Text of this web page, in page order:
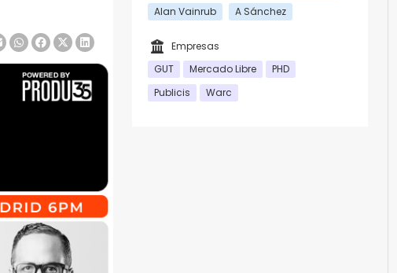
Alan Vainrub
A Sánchez
Empresas
GUT
Mercado Libre
PHD
Publicis
Warc